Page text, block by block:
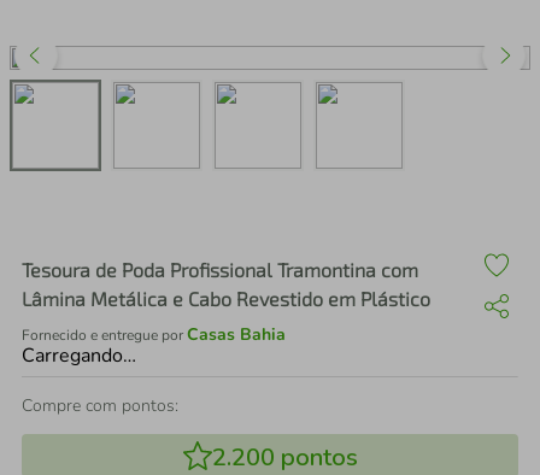
Tesoura de Poda Profissional Tramontina com
Lâmina Metálica e Cabo Revestido em Plástico
Fornecido e entregue porCasas Bahia
Carregando…
Compre com pontos:
2.200 pontos
3º perfume